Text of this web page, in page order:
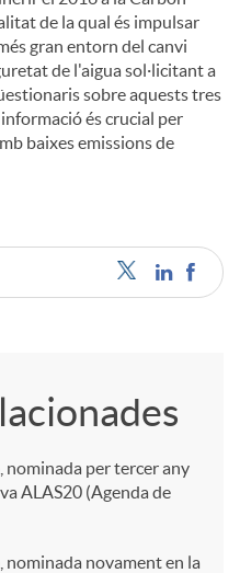
de la qual és impulsar
gran entorn del canvi
de l'aigua sol·licitant a
sobre aquests tres
és crucial per
baixes emissions de
nominada per tercer any
ALAS20 (Agenda de
nominada novament en la